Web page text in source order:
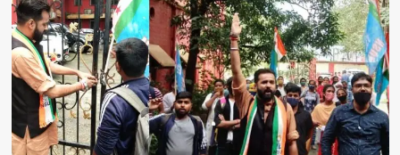
ने
अखाड़ा
परिषद
के
अध्यक्ष
महंत
नरेंद्र
गिरी
मौत